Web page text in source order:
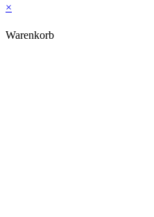
×
Warenkorb